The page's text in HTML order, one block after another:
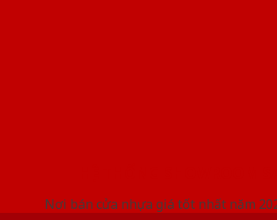
Nơi bán cửa nhựa giá tốt nhất năm